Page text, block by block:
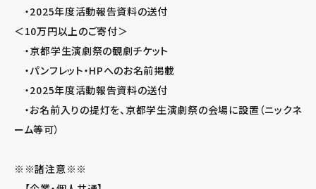
・2025年度活動報告資料の送付
＜10万円以上のご寄付＞
・京都学生演劇祭の観劇チケット
・パンフレット・HPへのお名前掲載
・2025年度活動報告資料の送付
・お名前入りの提灯を、京都学生演劇祭の会場に設置（ニックネ
ーム等可）
※※諸注意※※